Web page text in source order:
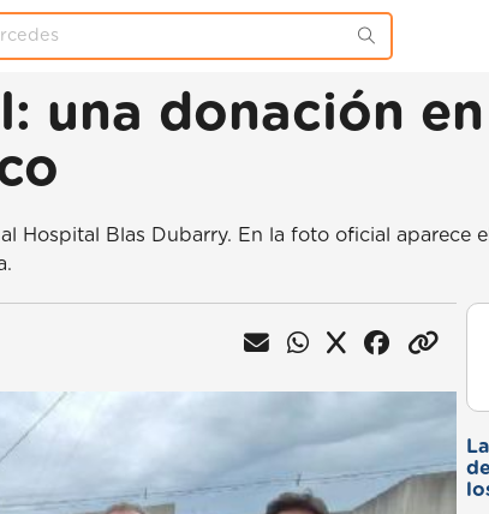
una donación
Hospital Blas Dubarry. En la foto oficial